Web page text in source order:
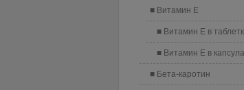
Витамин E
Витамин E в
Витамин E в
Бета-каротин